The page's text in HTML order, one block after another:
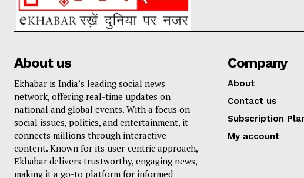
About us
Ekhabar is India’s leading social news
network, offering real-time updates on
national and global events. With a focus on
social issues, politics, and entertainment, it
connects millions through interactive
content. Known for its user-centric approach,
Ekhabar delivers trustworthy, engaging news,
making it a go-to platform for informed
Company
About
Contact us
Subscription
My account